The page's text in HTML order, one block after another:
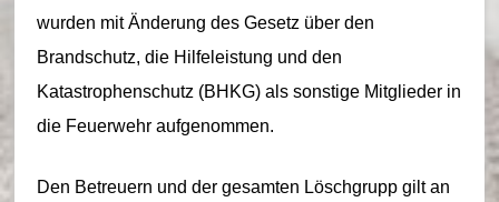
wurden mit Änderung des Gesetz über den
Brandschutz, die Hilfeleistung und den
Katastrophenschutz (BHKG) als sonstige Mitglieder in
die Feuerwehr aufgenommen.
Den Betreuern und der gesamten Löschgrupp gilt an